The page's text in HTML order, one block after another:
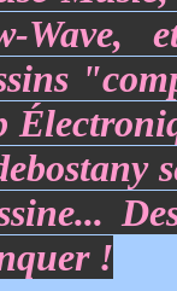
Wave,
!